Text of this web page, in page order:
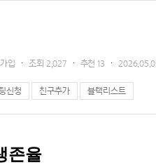
입 조회 2,027 추천 13
신청 친구추가 블랙리스트
존율